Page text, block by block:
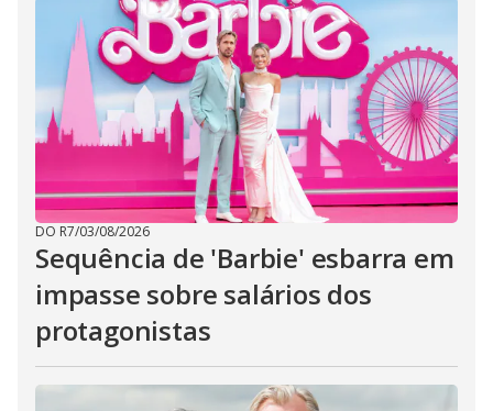
DO R7/03/08/2026
Sequência de 'Barbie' esbarra em
impasse sobre salários dos
protagonistas